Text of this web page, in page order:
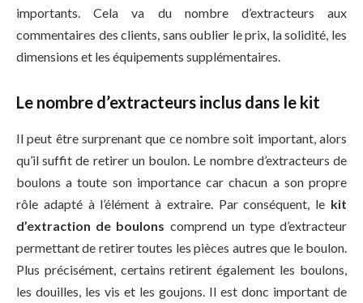
importants. Cela va du nombre d’extracteurs aux
commentaires des clients, sans oublier le prix, la solidité, les
dimensions et les équipements supplémentaires.
Le nombre d’extracteurs inclus dans le kit
Il peut être surprenant que ce nombre soit important, alors
qu’il suffit de retirer un boulon. Le nombre d’extracteurs de
boulons a toute son importance car chacun a son propre
rôle adapté à l’élément à extraire. Par conséquent, le kit
d’extraction de boulons comprend un type d’extracteur
permettant de retirer toutes les pièces autres que le boulon.
Plus précisément, certains retirent également les boulons,
les douilles, les vis et les goujons. Il est donc important de